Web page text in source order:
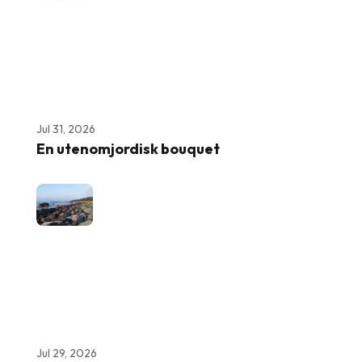
Jul 31, 2026
En utenomjordisk bouquet
Jul 29, 2026